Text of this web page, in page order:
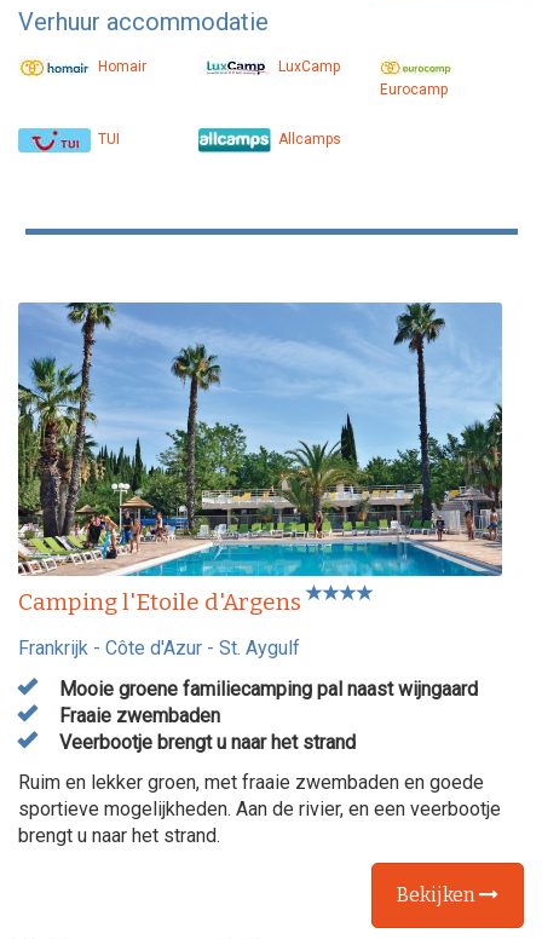
Verhuur accommodatie
Homair
LuxCamp
Eurocamp
TUI Allcamps
Camping l'Etoile d'Argens
Frankrijk - Côte d'Azur - St. Aygulf
Mooie groene familiecamping pal naast wijngaard
Fraaie zwembaden
Veerbootje brengt u naar het strand
Ruim en lekker groen, met fraaie zwembaden en goede
sportieve mogelijkheden. Aan de rivier, en een veerbootje
brengt u naar het strand.
Bekijken